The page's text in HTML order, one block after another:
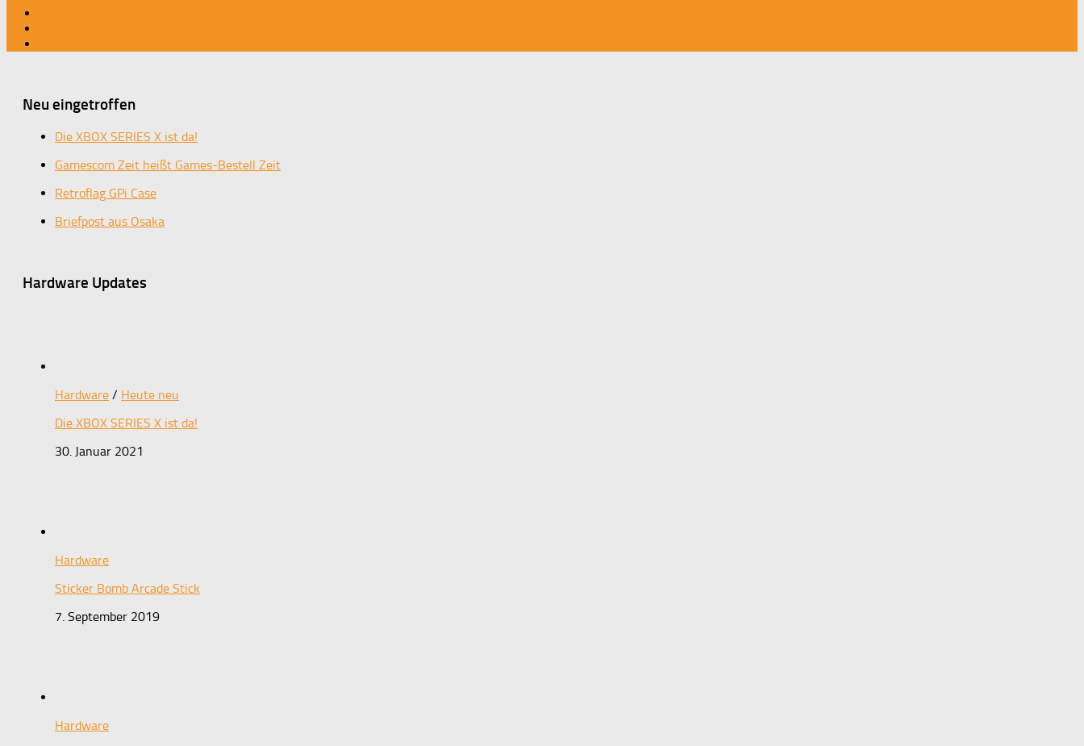
Neu eingetroffen
Die XBOX SERIES X ist da!
Gamescom Zeit heißt Games-Bestell Zeit
Retroflag GPi Case
Briefpost aus Osaka
Hardware Updates
Hardware / Heute neu
Die XBOX SERIES X ist da!
30. Januar 2021
Hardware
Sticker Bomb Arcade Stick
7. September 2019
Hardware